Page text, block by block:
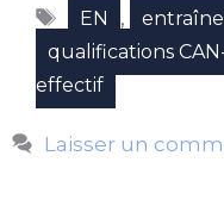
Étiquettes
EN ,
qualifications
effectif
Laisser un